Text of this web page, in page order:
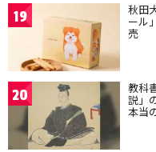
19 秋田
ール
売
20 教科
説」
本当